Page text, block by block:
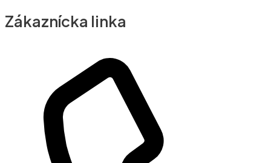
Zákaznícka linka